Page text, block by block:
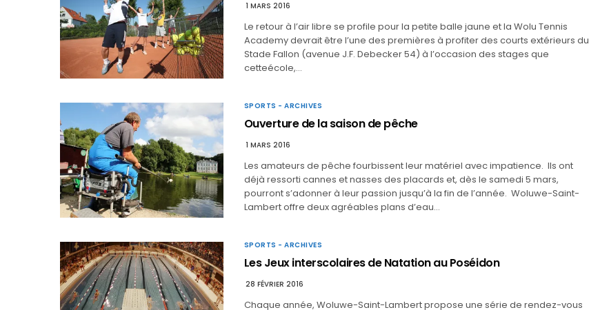
1 MARS 2016
Le retour à l’air libre se profile pour la petite balle jaune et la Wolu Tennis
Academy devrait être l’une des premières à profiter des courts extérieurs du
Stade Fallon (avenue J.F. Debecker 54) à l’occasion des stages que
cetteécole,…
SPORTS - ARCHIVES
Ouverture de la saison de pêche
1 MARS 2016
Les amateurs de pêche fourbissent leur matériel avec impatience. Ils ont
déjà ressorti cannes et nasses des placards et, dès le samedi 5 mars,
pourront s’adonner à leur passion jusqu’à la fin de l’année. Woluwe-Saint-
Lambert offre deux agréables plans d’eau…
SPORTS - ARCHIVES
Les Jeux interscolaires de Natation au Poséidon
28 FÉVRIER 2016
Chaque année, Woluwe-Saint-Lambert propose une série de rendez-vous